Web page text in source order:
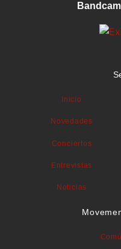
Inicio
Novedades
Conciertos
Entrevistas
Noticias